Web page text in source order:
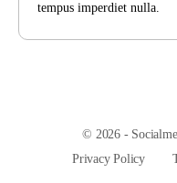
tempus imperdiet nulla.
© 2026 -
Privacy Policy